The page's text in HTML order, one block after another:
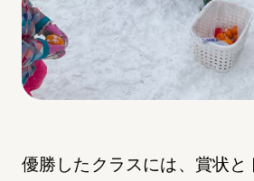
優勝したクラスには、賞状と